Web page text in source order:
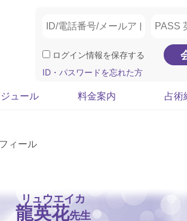
ログイン情報を保存する
ID・パスワードを忘れた方
ュール 料金案内 占術
ィール
リュウエイカ
龍英花先生